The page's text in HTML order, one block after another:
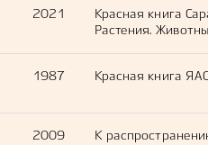
2021
Красная книга
Растения.
1987 Красная книга
2009
К